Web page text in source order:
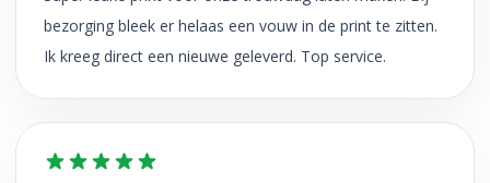
bezorging bleek er helaas een vouw in de print te zitten.
Ik kreeg direct een nieuwe geleverd. Top service.